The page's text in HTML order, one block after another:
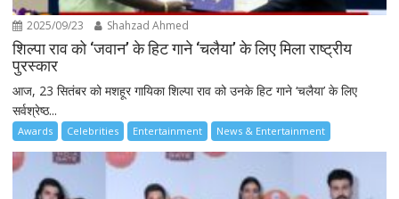
2025/09/23 Shahzad Ahmed
शिल्पा राव को ‘जवान’ के हिट गाने ‘चलैया’ के लिए मिला राष्ट्रीय
पुरस्कार
आज, 23 सितंबर को मशहूर गायिका शिल्पा राव को उनके हिट गाने ‘चलैया’ के लिए
सर्वश्रेष्ठ...
Awards Celebrities Entertainment News & Entertainment